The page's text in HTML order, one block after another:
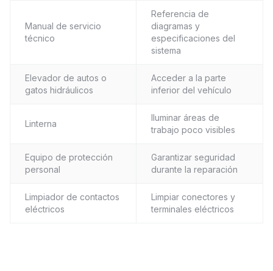
Manual de servicio
técnico
Referencia de
diagramas y
especificaciones del
sistema
Elevador de autos o
gatos hidráulicos
Acceder a la parte
inferior del vehículo
Linterna
Iluminar áreas de
trabajo poco visibles
Equipo de protección
personal
Garantizar seguridad
durante la reparación
Limpiador de contactos
eléctricos
Limpiar conectores y
terminales eléctricos